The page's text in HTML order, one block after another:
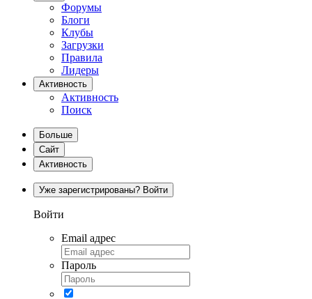
Форумы
Блоги
Клубы
Загрузки
Правила
Лидеры
Активность
Активность
Поиск
Больше
Сайт
Активность
Уже зарегистрированы? Войти
Войти
Email адрес
Пароль